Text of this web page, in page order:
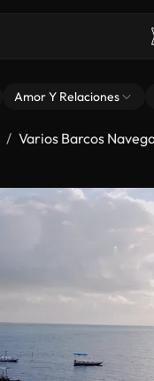
Amor Y Relaciones
Varios Barcos